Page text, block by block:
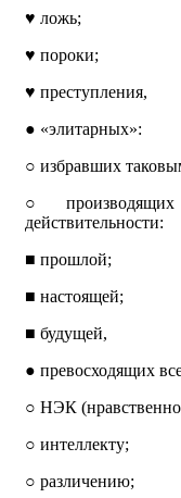
♥ ложь;
♥ пороки;
♥ преступления,
● «элитарных»:
○ избравших
○
действительности:
■ прошлой;
■ настоящей;
■ будущей,
● превосходящих
○ НЭК
○ интеллекту;
○ различению;